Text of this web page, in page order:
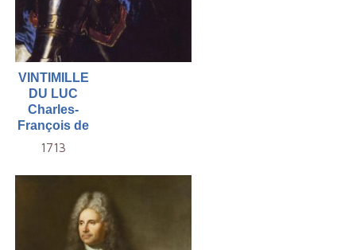
VINTIMILLE
DU LUC
Charles-
François de
1713